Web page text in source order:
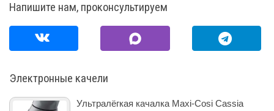
Напишите нам, проконсультируем
Электронные качели
Ультралёгкая качалка Maxi-Cosi Cassia